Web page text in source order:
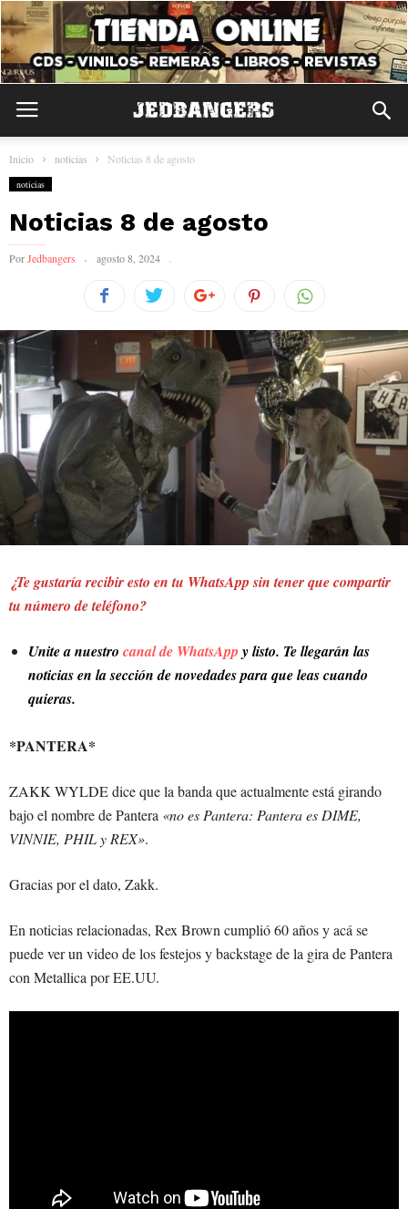
Inicio noticias Noticias 8 de agosto
noticias
Noticias 8 de agosto
PorJedbangers agosto 8, 2024
¿Te gustaría recibir esto en tu WhatsApp sin tener que compartir
tu número de teléfono?
Unite a nuestro canal de WhatsApp y listo. Te llegarán las
noticias en la sección de novedades para que leas cuando
quieras.
*PANTERA*
ZAKK WYLDE dice que la banda que actualmente está girando
bajo el nombre de Pantera «no es Pantera: Pantera es DIME,
VINNIE, PHIL y REX».
Gracias por el dato, Zakk.
En noticias relacionadas, Rex Brown cumplió 60 años y acá se
puede ver un video de los festejos y backstage de la gira de Pantera
con Metallica por EE.UU.